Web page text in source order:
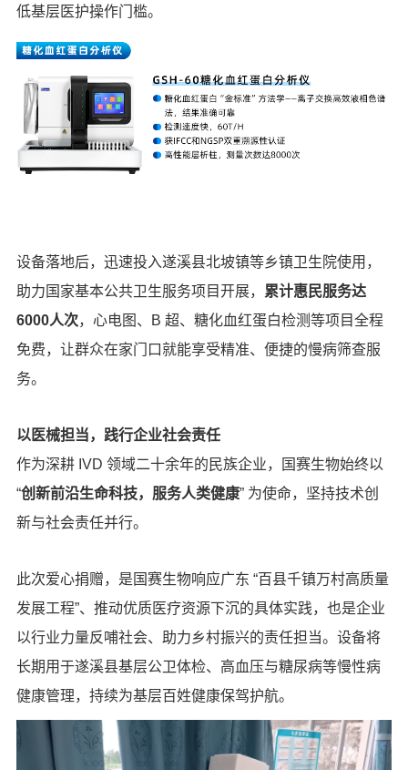
低基层医护操作门槛。
设备落地后，迅速投入遂溪县北坡镇等乡镇卫生院使用，
助力国家基本公共卫生服务项目开展， 累计惠民服务达
6000人次，心电图、B 超、糖化血红蛋白检测等项目全程
免费，让群众在家门口就能享受精准、便捷的慢病筛查服
务。
以医械担当，践行企业社会责任
作为深耕 IVD 领域二十余年的民族企业，国赛生物始终以
“创新前沿生命科技，服务人类健康” 为使命，坚持技术创
新与社会责任并行。
此次爱心捐赠，是国赛生物响应广东 “百县千镇万村高质量
发展工程”、推动优质医疗资源下沉的具体实践，也是企业
以行业力量反哺社会、助力乡村振兴的责任担当。设备将
长期用于遂溪县基层公卫体检、高血压与糖尿病等慢性病
健康管理，持续为基层百姓健康保驾护航。